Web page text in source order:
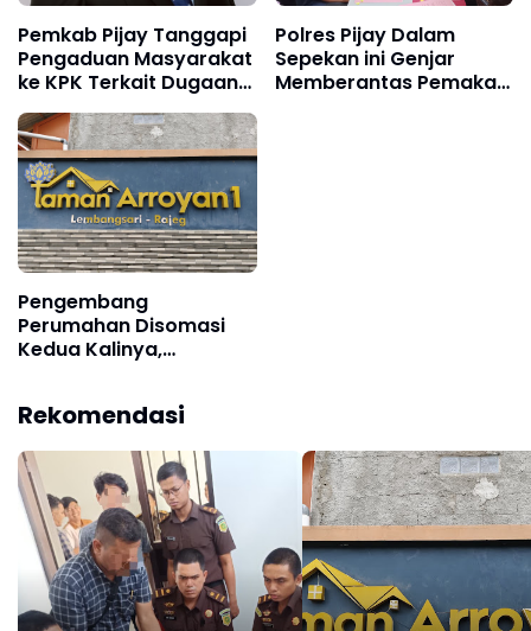
Pemkab Pijay Tanggapi
Pengaduan Masyarakat
ke KPK Terkait Dugaan
Pemotongan Fee Proyek
15 Persen
Polres Pijay Dalam
Sepekan ini Genjar
Memberantas Pemakai
Pengembang
Perumahan Disomasi
Kedua Kalinya,
Rp186 Juta
Rekomendasi